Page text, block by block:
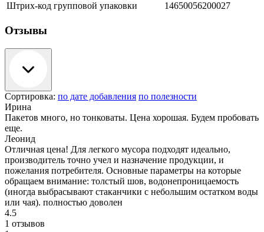
Штрих-код групповой упаковки
14650056200027
Отзывы
Сортировка: по дате добавления по полезности
Ирина
Пакетов много, но тонковаты. Цена хорошая. Будем пробовать
еще.
Леонид
Отличная цена! Для легкого мусора подходят идеально,
производитель точно учел и назначение продукции, и
пожелания потребителя. Основные параметры на которые
обращаем внимание: толстый шов, водонепроницаемость
(иногда выбрасывают стаканчики с небольшим остатком воды
или чая). полностью доволен
4.5
1 отзывов